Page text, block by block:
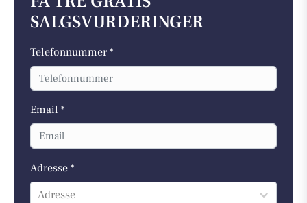
SALGSVURDERINGER
Telefonnummer *
Email *
Adresse *
Adresse